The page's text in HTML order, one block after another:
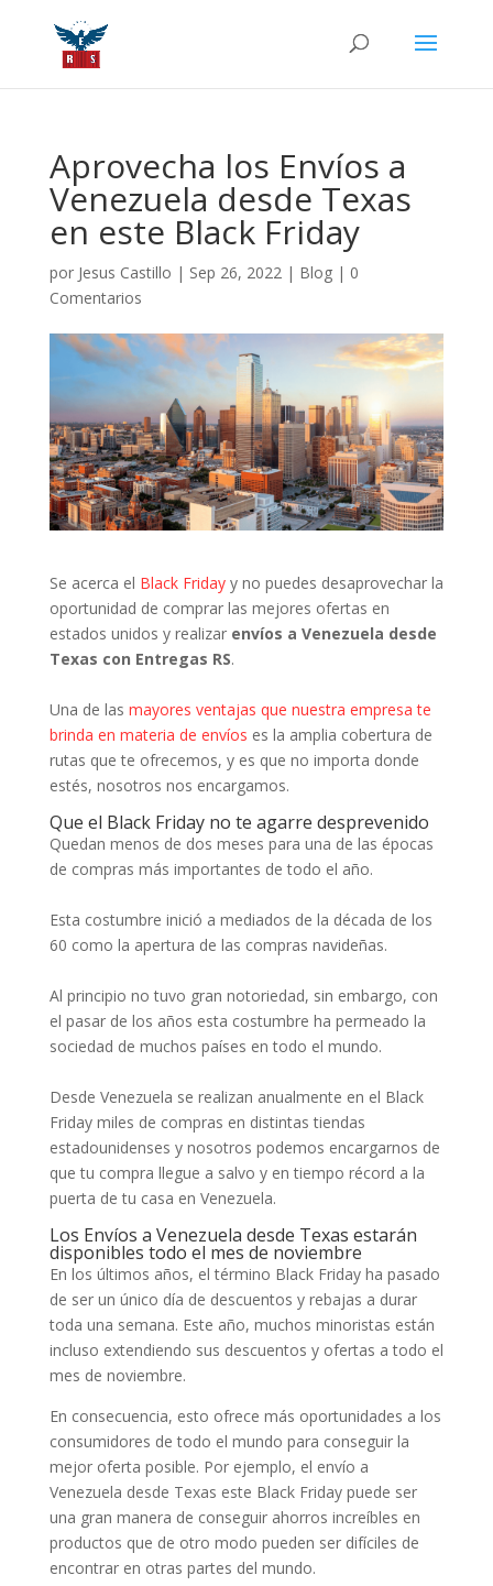
Aprovecha los Envíos a
Venezuela desde Texas
en este Black Friday
por Jesus Castillo | Sep 26, 2022| Blog| 0
Comentarios
Se acerca el Black Fridayy no puedes desaprovechar la
oportunidad de comprar las mejores ofertas en
estados unidos y realizar envíos a Venezuela desde
Texas con Entregas RS.
Una de las mayores ventajas que nuestra empresa te
brinda en materia de envíos es la amplia cobertura de
rutas que te ofrecemos, y es que no importa donde
estés, nosotros nos encargamos.
Que el Black Friday no te agarre desprevenido
Quedan menos de dos meses para una de las épocas
de compras más importantes de todo el año.
Esta costumbre inició a mediados de la década de los
60 como la apertura de las compras navideñas.
Al principio no tuvo gran notoriedad, sin embargo, con
el pasar de los años esta costumbre ha permeado la
sociedad de muchos países en todo el mundo.
Desde Venezuela se realizan anualmente en el Black
Friday miles de compras en distintas tiendas
estadounidenses y nosotros podemos encargarnos de
que tu compra llegue a salvo y en tiempo récord a la
puerta de tu casa en Venezuela.
Los Envíos a Venezuela desde Texas estarán
disponibles todo el mes de noviembre
En los últimos años, el término Black Friday ha pasado
de ser un único día de descuentos y rebajas a durar
toda una semana. Este año, muchos minoristas están
incluso extendiendo sus descuentos y ofertas a todo el
mes de noviembre.
En consecuencia, esto ofrece más oportunidades a los
consumidores de todo el mundo para conseguir la
mejor oferta posible. Por ejemplo, el envío a
Venezuela desde Texas este Black Friday puede ser
una gran manera de conseguir ahorros increíbles en
productos que de otro modo pueden ser difíciles de
encontrar en otras partes del mundo.